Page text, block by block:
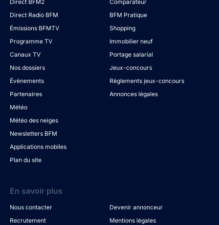
Direct BFM2
Direct Radio BFM
Émissions BFMTV
Programme TV
Canaux TV
Nos dossiers
Évènements
Partenaires
Météo
Météo des neiges
Newsletters BFM
Applications mobiles
Plan du site
Comparateur
BFM Pratique
Shopping
Immobilier neuf
Portage salarial
Jeux-concours
Règlements jeux-concours
Annonces légales
En savoir plus
Nous contacter
Devenir annonceur
Recrutement
Mentions légales